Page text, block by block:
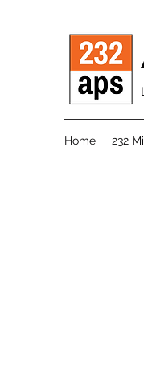
Home 232